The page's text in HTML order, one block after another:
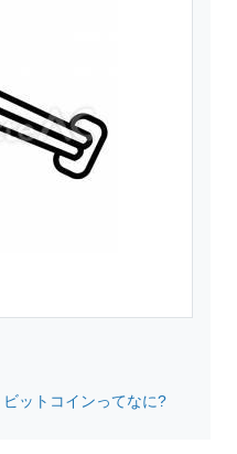
ビットコインってなに?